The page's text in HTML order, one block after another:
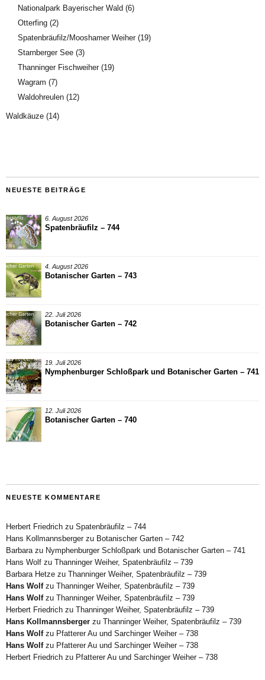
Nationalpark Bayerischer Wald (6)
Otterfing (2)
Spatenbräufilz/Mooshamer Weiher(19)
Starnberger See (3)
Thanninger Fischweiher(19)
Wagram (7)
Waldohreulen (12)
Waldkäuze (14)
NEUESTE BEITRÄGE
6. August 2026
Spatenbräufilz – 744
4. August 2026
Botanischer Garten – 743
22. Juli 2026
Botanischer Garten – 742
19. Juli 2026
Nymphenburger Schloßpark und Botanischer Garten – 741
12. Juli 2026
Botanischer Garten – 740
NEUESTE KOMMENTARE
Herbert Friedrich zu Spatenbräufilz – 744
Hans Kollmannsbergerzu Botanischer Garten – 742
Barbarazu Nymphenburger Schloßpark und Botanischer Garten – 741
Hans Wolf zu Thanninger Weiher, Spatenbräufilz – 739
Barbara Hetze zu Thanninger Weiher, Spatenbräufilz – 739
Hans Wolfzu Thanninger Weiher, Spatenbräufilz – 739
Hans Wolfzu Thanninger Weiher, Spatenbräufilz – 739
Herbert Friedrich zu Thanninger Weiher, Spatenbräufilz – 739
Hans Kollmannsberger zu Thanninger Weiher, Spatenbräufilz – 739
Hans Wolfzu Pfatterer Au und Sarchinger Weiher – 738
Hans Wolfzu Pfatterer Au und Sarchinger Weiher – 738
Herbert Friedrich zu Pfatterer Au und Sarchinger Weiher – 738